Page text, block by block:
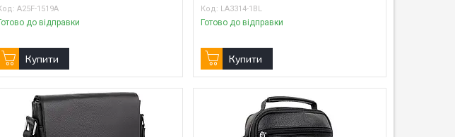
A25F-1519A
до відправки
Купити
LA3314-1BL
Готово до відправки
Купити